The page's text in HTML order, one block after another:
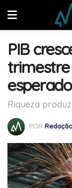
PIB
esperado
Riqueza
POR